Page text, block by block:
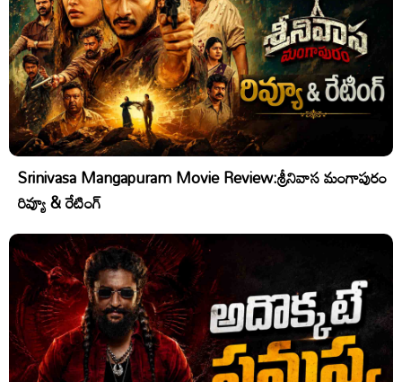
Srinivasa Mangapuram Movie Review:శ్రీనివాస మంగాపురం
రివ్యూ & రేటింగ్